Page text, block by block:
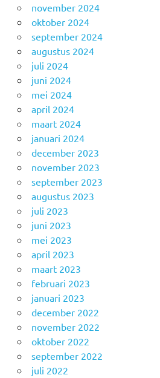
november 2024
oktober 2024
september 2024
augustus 2024
juli 2024
juni 2024
mei 2024
april 2024
maart 2024
januari 2024
december 2023
november 2023
september 2023
augustus 2023
juli 2023
juni 2023
mei 2023
april 2023
maart 2023
februari 2023
januari 2023
december 2022
november 2022
oktober 2022
september 2022
juli 2022